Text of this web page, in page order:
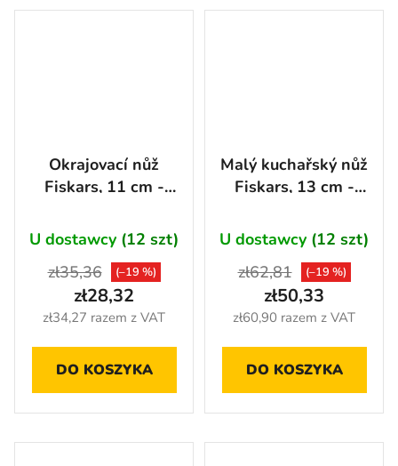
Okrajovací nůž
Fiskars, 11 cm -
U dostawcy (12 szt)
zł34,27 razem z VAT
zł28,32
zł35,36 (–19 %)
DO KOSZYKA
Malý kuchařský nůž
Fiskars, 13 cm -
U dostawcy (12 szt)
zł60,90 razem z VAT
zł50,33
zł62,81 (–19 %)
DO KOSZYKA